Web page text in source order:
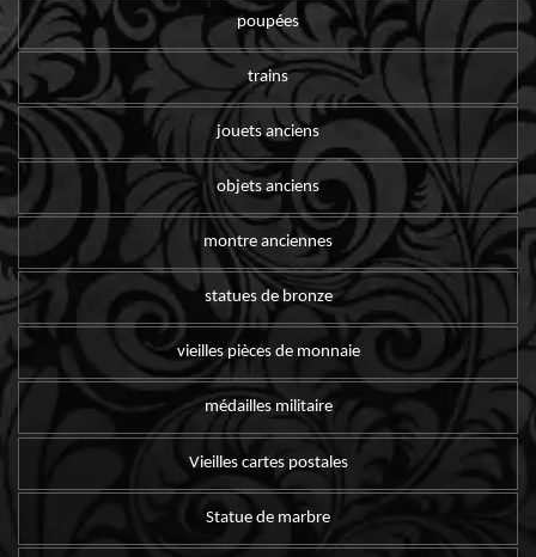
poupées
trains
jouets anciens
objets anciens
montre anciennes
statues de bronze
vieilles pièces de monnaie
médailles militaire
Vieilles cartes postales
Statue de marbre